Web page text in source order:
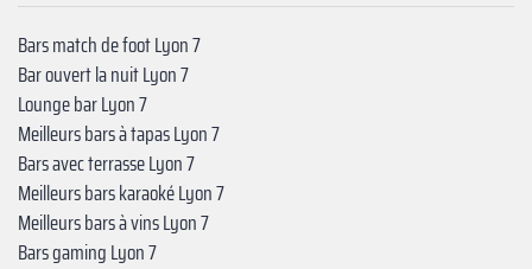
Bars match de foot Lyon 7
Bar ouvert la nuit Lyon 7
Lounge bar Lyon 7
Meilleurs bars à tapas Lyon 7
Bars avec terrasse Lyon 7
Meilleurs bars karaoké Lyon 7
Meilleurs bars à vins Lyon 7
Bars gaming Lyon 7